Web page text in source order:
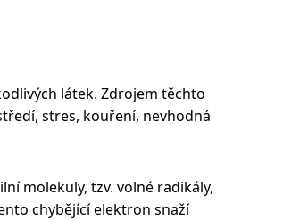
látek. Zdrojem těchto
stres, kouření, nevhodná
molekuly, tzv. volné radikály,
chybějící elektron snaží